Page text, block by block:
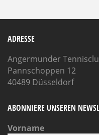
ADRESSE
Angermunder
Pannschoppen 12
40489 Düsseldorf
ABONNIERE UNSEREN
Vorname